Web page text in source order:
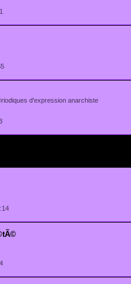
d'expression anarchiste